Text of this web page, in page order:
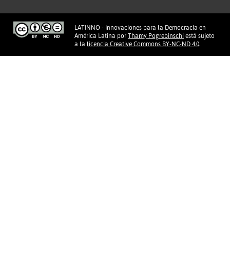
LATINNO - Innovaciones para la Democracia en
América Latina por Thamy Pogrebinschi está sujeto
a la licencia Creative Commons BY-NC-ND 4.0.